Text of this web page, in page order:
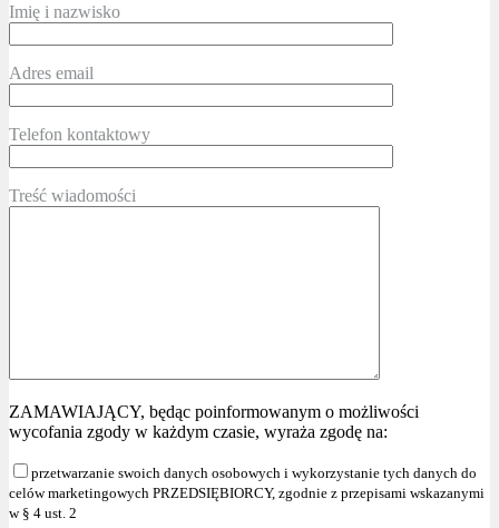
Imię i nazwisko
Adres email
Telefon kontaktowy
Treść wiadomości
ZAMAWIAJĄCY, będąc poinformowanym o możliwości
wycofania zgody w każdym czasie, wyraża zgodę na:
przetwarzanie swoich danych osobowych i wykorzystanie tych danych do
celów marketingowych PRZEDSIĘBIORCY, zgodnie z przepisami wskazanymi
w § 4 ust. 2